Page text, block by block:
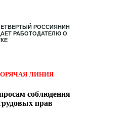
РОССИЯНИН
РАБОТОДАТЕЛЮ О
ЛИНИЯ
соблюдения
прав